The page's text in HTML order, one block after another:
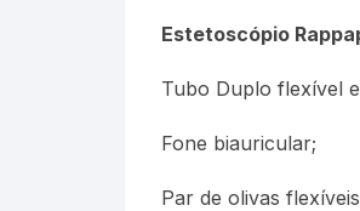
Estetoscópio
Tubo Duplo flexível
Fone biauricular;
Par de olivas